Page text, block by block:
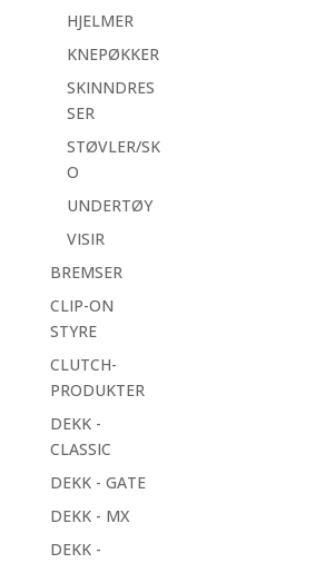
HJELMER
KNEPØKKER
SKINNDRES
SER
STØVLER/SK
O
UNDERTØY
VISIR
BREMSER
CLIP-ON
STYRE
CLUTCH-
PRODUKTER
DEKK -
CLASSIC
DEKK - GATE
DEKK - MX
DEKK -